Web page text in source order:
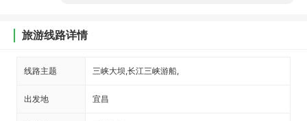
旅游线路详情
线路主题 三峡大坝,长江三峡游船,
出发地 宜昌